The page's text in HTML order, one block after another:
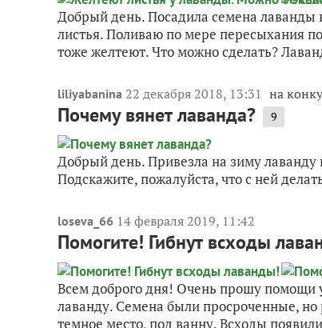
Добрый день. Посадила семена лаванды
листья. Поливаю по мере пересыхания
тоже желтеют. Что можно сделать?
liliyabanina 22 декабря 2018, 13:31 на
Почему вянет лаванда? 9
Добрый день. Привезла на зиму лаванду
Подскажите, пожалуйста, что с ней
loseva_66 14 февраля 2019, 11:42
Помогите! Гибнут всходы
Всем доброго дня! Очень прошу помощи
лаванду. Семена были просроченные, но
темное место, под ванну. Всходы